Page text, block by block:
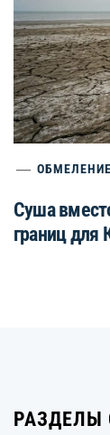
ОБМЕЛЕНИЕ
Суша
границ для
РАЗДЕЛЫ